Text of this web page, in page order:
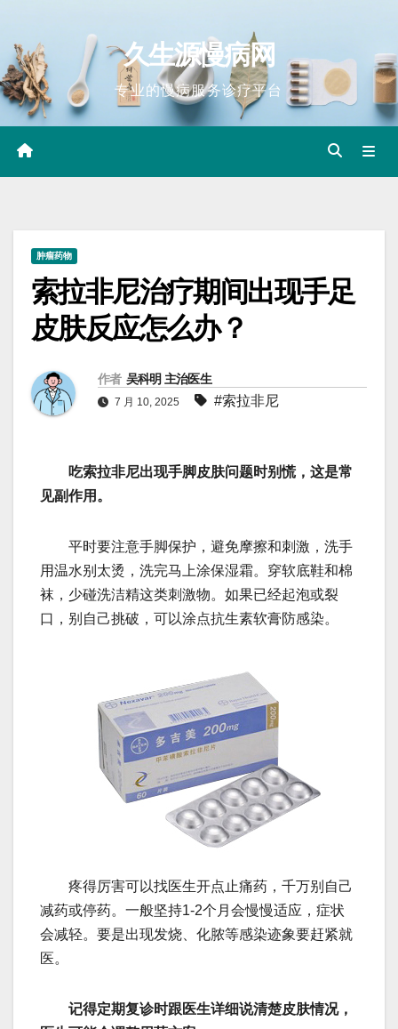
content
久生源慢病网
专业的慢病服务诊疗平台
肿瘤药物
索拉非尼治疗期间出现手足
皮肤反应怎么办？
作者 吴科明 主治医生
7 月 10, 2025 #索拉非尼
吃索拉非尼出现手脚皮肤问题时别慌，这是常
见副作用。
平时要注意手脚保护，避免摩擦和刺激，洗手
用温水别太烫，洗完马上涂保湿霜。穿软底鞋和棉
袜，少碰洗洁精这类刺激物。如果已经起泡或裂
口，别自己挑破，可以涂点抗生素软膏防感染。
疼得厉害可以找医生开点止痛药，千万别自己
减药或停药。一般坚持1-2个月会慢慢适应，症状
会减轻。要是出现发烧、化脓等感染迹象要赶紧就
医。
记得定期复诊时跟医生详细说清楚皮肤情况，